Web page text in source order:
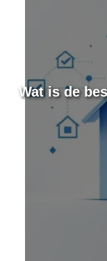
Wat is de